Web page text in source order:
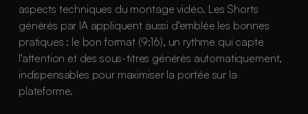
aspects techniques du montage vidéo. Les Shorts
générés par IA appliquent aussi d'emblée les bonnes
pratiques : le bon format (9:16), un rythme qui capte
l'attention et des sous-titres générés automatiquement,
indispensables pour maximiser la portée sur la
plateforme.